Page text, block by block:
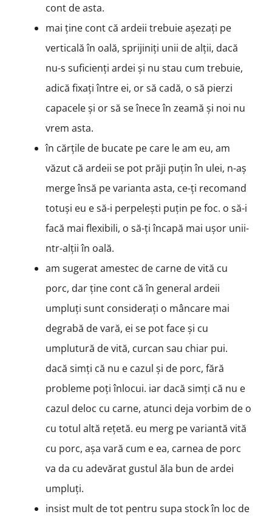
cont de asta.
mai ține cont că ardeii trebuie așezați pe
verticală în oală, sprijiniți unii de alții, dacă
nu-s suficienți ardei și nu stau cum trebuie,
adică fixați între ei, or să cadă, o să pierzi
capacele și or să se înece în zeamă și noi nu
vrem asta.
în cărțile de bucate pe care le am eu, am
văzut că ardeii se pot prăji puțin în ulei, n-aș
merge însă pe varianta asta, ce-ți recomand
totuși eu e să-i perpelești puțin pe foc. o să-i
facă mai flexibili, o să-ți încapă mai ușor unii-
ntr-alții în oală.
am sugerat amestec de carne de vită cu
porc, dar ține cont că în general ardeii
umpluți sunt considerați o mâncare mai
degrabă de vară, ei se pot face și cu
umplutură de vită, curcan sau chiar pui.
dacă simți că nu e cazul și de porc, fără
probleme poți înlocui. iar dacă simți că nu e
cazul deloc cu carne, atunci deja vorbim de o
cu totul altă rețetă. eu merg pe variantă vită
cu porc, așa vară cum e ea, carnea de porc
va da cu adevărat gustul ăla bun de ardei
umpluți.
insist mult de tot pentru supa stock în loc de